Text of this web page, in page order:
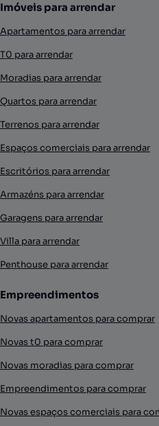
Imóveis para arrendar
Apartamentos para arrendar
T0 para arrendar
Moradias para arrendar
Quartos para arrendar
Terrenos para arrendar
Espaços comerciais para arrendar
Escritórios para arrendar
Armazéns para arrendar
Garagens para arrendar
Villa para arrendar
Penthouse para arrendar
Empreendimentos
Novas apartamentos para comprar
Novas t0 para comprar
Novas moradias para comprar
Empreendimentos para comprar
Novas espaços comerciais para